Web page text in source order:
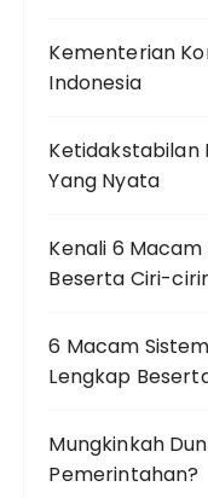
Kementerian
Indonesia
Ketidakstabilan
Yang Nyata
Kenali 6
Beserta Ciri-
6 Macam
Lengkap
Mungkinkah
Pemerintahan?